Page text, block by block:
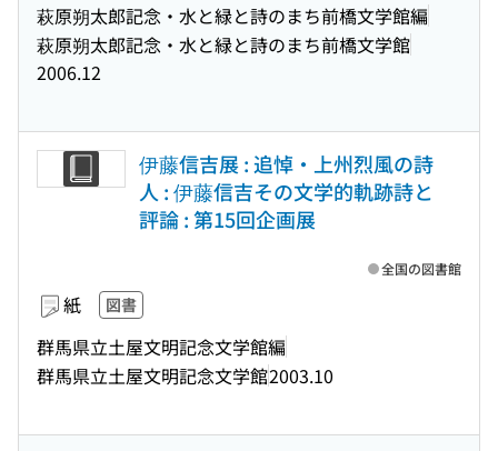
萩原朔太郎記念・水と緑と詩のまち前橋文学館編
萩原朔太郎記念・水と緑と詩のまち前橋文学館
2006.12
伊藤信吉展 : 追悼・上州烈風の詩
人 : 伊藤信吉その文学的軌跡詩と
評論 : 第15回企画展
紙 図書
群馬県立土屋文明記念文学館編
群馬県立土屋文明記念文学館2003.10
全国の図書館